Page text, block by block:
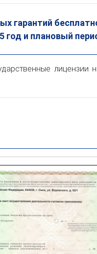
гарантий
и плановый
лицензии